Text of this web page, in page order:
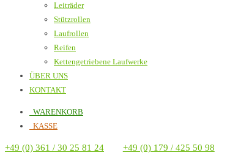
Leiträder
Stützrollen
Laufrollen
Reifen
Kettengetriebene Laufwerke
ÜBER UNS
KONTAKT
WARENKORB
KASSE
+49 (0) 361 / 30 25 81 24 +49 (0) 179 / 425 50 98